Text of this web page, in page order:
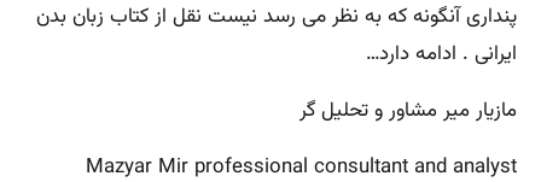
پنداری آنگونه که به نظر می رسد نیست نقل از کتاب زبان بدن
ایرانی . ادامه دارد…
مازیار میر مشاور و تحلیل گر
Mazyar Mir professional consultant and analyst